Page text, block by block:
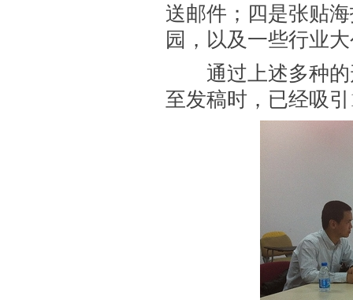
送邮件；四是张贴
园，以及一些行业
通过上述多种的
至发稿时，已经吸引